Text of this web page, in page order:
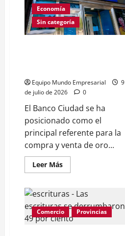
Economía
Sin categoría
Equipo Mundo Empresarial
9
de julio de 2026
0
El Banco Ciudad se ha
posicionado como el
principal referente para la
compra y venta de oro...
Leer MásLeer
más
Oro
en
Banco
Ciudad:
paga
Comercio Provincias